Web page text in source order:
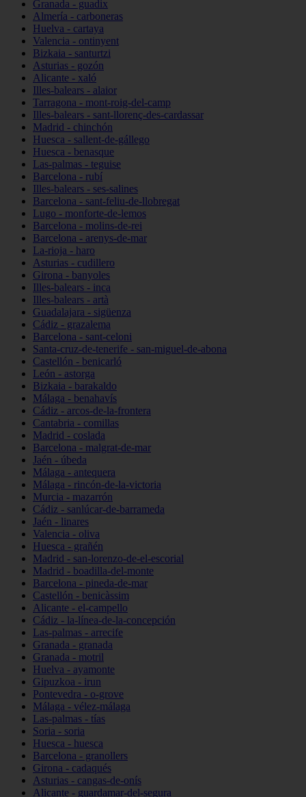
Granada - guadix
Almería - carboneras
Huelva - cartaya
Valencia - ontinyent
Bizkaia - santurtzi
Asturias - gozón
Alicante - xaló
Illes-balears - alaior
Tarragona - mont-roig-del-camp
Illes-balears - sant-llorenç-des-cardassar
Madrid - chinchón
Huesca - sallent-de-gállego
Huesca - benasque
Las-palmas - teguise
Barcelona - rubí
Illes-balears - ses-salines
Barcelona - sant-feliu-de-llobregat
Lugo - monforte-de-lemos
Barcelona - molins-de-rei
Barcelona - arenys-de-mar
La-rioja - haro
Asturias - cudillero
Girona - banyoles
Illes-balears - inca
Illes-balears - artà
Guadalajara - sigüenza
Cádiz - grazalema
Barcelona - sant-celoni
Santa-cruz-de-tenerife - san-miguel-de-abona
Castellón - benicarló
León - astorga
Bizkaia - barakaldo
Málaga - benahavís
Cádiz - arcos-de-la-frontera
Cantabria - comillas
Madrid - coslada
Barcelona - malgrat-de-mar
Jaén - úbeda
Málaga - antequera
Málaga - rincón-de-la-victoria
Murcia - mazarrón
Cádiz - sanlúcar-de-barrameda
Jaén - linares
Valencia - oliva
Huesca - grañén
Madrid - san-lorenzo-de-el-escorial
Madrid - boadilla-del-monte
Barcelona - pineda-de-mar
Castellón - benicàssim
Alicante - el-campello
Cádiz - la-línea-de-la-concepción
Las-palmas - arrecife
Granada - granada
Granada - motril
Huelva - ayamonte
Gipuzkoa - irun
Pontevedra - o-grove
Málaga - vélez-málaga
Las-palmas - tías
Soria - soria
Huesca - huesca
Barcelona - granollers
Girona - cadaqués
Asturias - cangas-de-onís
Alicante - guardamar-del-segura